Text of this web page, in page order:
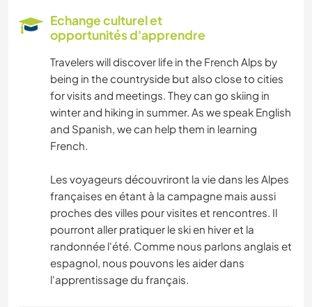
Echange culturel et
opportunités d'apprendre
Travelers will discover life in the French Alps by
being in the countryside but also close to cities
for visits and meetings. They can go skiing in
winter and hiking in summer. As we speak English
and Spanish, we can help them in learning
French.
Les voyageurs découvriront la vie dans les Alpes
françaises en étant à la campagne mais aussi
proches des villes pour visites et rencontres. Il
pourront aller pratiquer le ski en hiver et la
randonnée l'été. Comme nous parlons anglais et
espagnol, nous pouvons les aider dans
l'apprentissage du français.